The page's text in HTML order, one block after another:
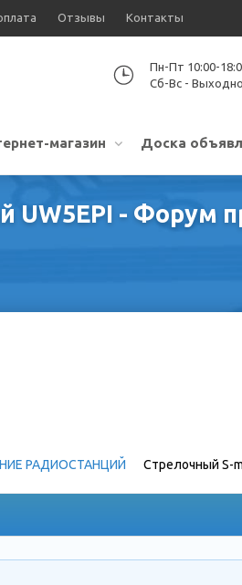
Отзывы Контакты
Пн-Пт 10:00-
Сб-Вс -
магазин Доска
UW5EPI - Форум
РАДИОСТАНЦИЙ
Стрелочный S-